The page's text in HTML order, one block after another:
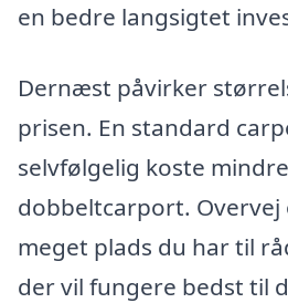
en bedre langsigtet
Dernæst påvirker
prisen. En standard
selvfølgelig koste
dobbeltcarport. Overvej
meget plads du har til
der vil fungere bedst til